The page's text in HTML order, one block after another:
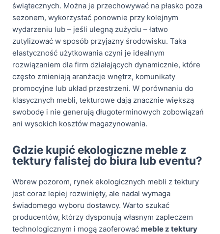
świątecznych. Można je przechowywać na płasko poza
sezonem, wykorzystać ponownie przy kolejnym
wydarzeniu lub – jeśli ulegną zużyciu – łatwo
zutylizować w sposób przyjazny środowisku. Taka
elastyczność użytkowania czyni je idealnym
rozwiązaniem dla firm działających dynamicznie, które
często zmieniają aranżacje wnętrz, komunikaty
promocyjne lub układ przestrzeni. W porównaniu do
klasycznych mebli, tekturowe dają znacznie większą
swobodę i nie generują długoterminowych zobowiązań
ani wysokich kosztów magazynowania.
Gdzie kupić ekologiczne meble z
tektury falistej do biura lub eventu?
Wbrew pozorom, rynek ekologicznych mebli z tektury
jest coraz lepiej rozwinięty, ale nadal wymaga
świadomego wyboru dostawcy. Warto szukać
producentów, którzy dysponują własnym zapleczem
technologicznym i mogą zaoferować meble z tektury